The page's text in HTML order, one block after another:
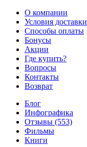
О компании
Условия доставки
Способы оплаты
Бонусы
Акции
Где купить?
Вопросы
Контакты
Возврат
Блог
Инфографика
Отзывы (553)
Фильмы
Книги